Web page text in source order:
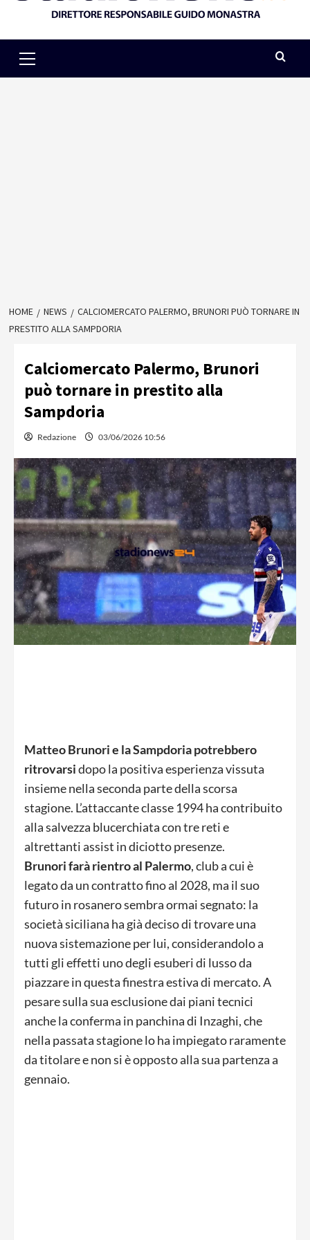
Menu
HOME NEWS
CALCIOMERCATO PALERMO, BRUNORI PUÒ TORNARE IN
PRESTITO ALLA SAMPDORIA
Calciomercato Palermo, Brunori
può tornare in prestito alla
Sampdoria
Redazione 03/06/2026 10:56
Matteo Brunori e la Sampdoria potrebbero
ritrovarsidopo la positiva esperienza vissuta
insieme nella seconda parte della scorsa
stagione. L’attaccante classe 1994 ha contribuito
alla salvezza blucerchiata con tre reti e
altrettanti assist in diciotto presenze.
Brunori farà rientro al Palermo, club a cui è
legato da un contratto fino al 2028, ma il suo
futuro in rosanero sembra ormai segnato: la
società siciliana ha già deciso di trovare una
nuova sistemazione per lui, considerandolo a
tutti gli effetti uno degli esuberi di lusso da
piazzare in questa finestra estiva di mercato. A
pesare sulla sua esclusione dai piani tecnici
anche la conferma in panchina di Inzaghi, che
nella passata stagione lo ha impiegato raramente
da titolare e non si è opposto alla sua partenza a
gennaio.